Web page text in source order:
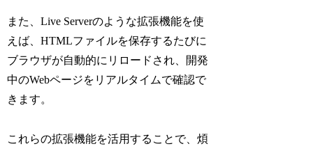
また、Live Serverのような拡張機能を使
えば、HTMLファイルを保存するたびに
ブラウザが自動的にリロードされ、開発
中のWebページをリアルタイムで確認で
きます。
これらの拡張機能を活用することで、煩